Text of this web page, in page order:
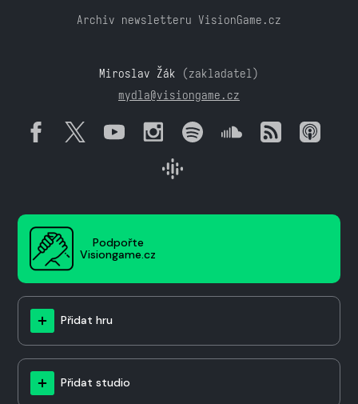
Archiv newsletteru VisionGame.cz
Miroslav Žák (zakladatel)
mydla@visiongame.cz
Podpořte
Visiongame.cz
Přidat hru
Přidat studio